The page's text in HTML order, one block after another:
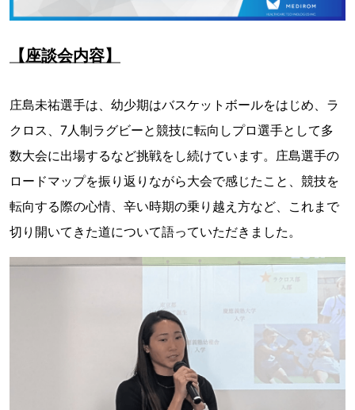
【座談会内容】
庄島未祐選手は、幼少期はバスケットボールをはじめ、ラ
クロス、7人制ラグビーと競技に転向しプロ選手として多
数大会に出場するなど挑戦をし続けています。庄島選手の
ロードマップを振り返りながら大会で感じたこと、競技を
転向する際の心情、辛い時期の乗り越え方など、これまで
切り開いてきた道について語っていただきました。